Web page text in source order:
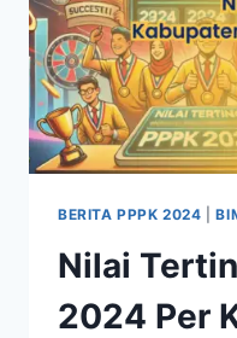
BERITA PPPK 2024 |
Nilai
2024 Per